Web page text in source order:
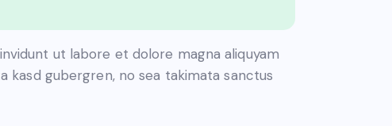
ut labore et dolore magna aliquyam
gubergren, no sea takimata sanctus